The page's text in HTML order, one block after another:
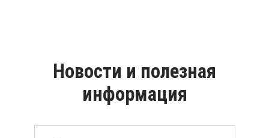
Новости и полезная
информация